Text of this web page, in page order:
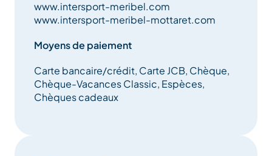
Bons Plans de la semaine au cours de votre séjour.
N’hésitez pas à les questionner ainsi qu’à leur
demander leur bonnes adresses.
Equipement enfant :
-Porte bébé
www.intersport-meribel.com
www.intersport-meribel-mottaret.com
Moyens de paiement
Carte bancaire/crédit, Carte JCB, Chèque,
Chèque-Vacances Classic, Espèces,
Chèques cadeaux